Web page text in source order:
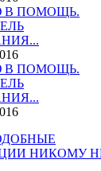
В ПОМОЩЬ.
В ПОМОЩЬ.
НИКОМУ